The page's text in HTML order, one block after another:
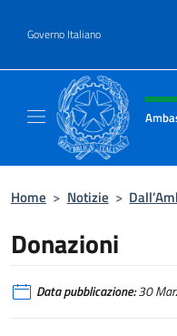
Governo Italiano
Intestazione
Home > Notizie >
Donazioni
Data pubblicazione:30